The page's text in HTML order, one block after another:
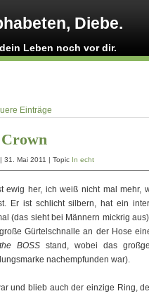
Diebe.
Leben noch vor dir.
Einträge
Crown
31. Mai 2011 | Topic In echt
ewig her, ich weiß nicht mal mehr,
Er ist schlicht silbern, hat ein
(das sieht bei Männern mickrig
Gürtelschnalle an der Hose
BOSS stand, wobei das
nachempfunden war).
und blieb auch der einzige Ring,